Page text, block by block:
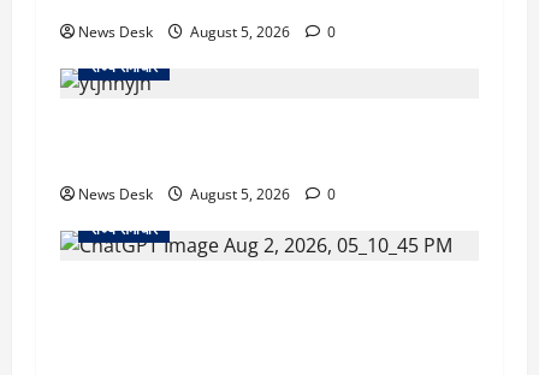
News Desk August 5, 2026
0
राज्य समाचार
News Desk August 5, 2026
0
राज्य समाचार